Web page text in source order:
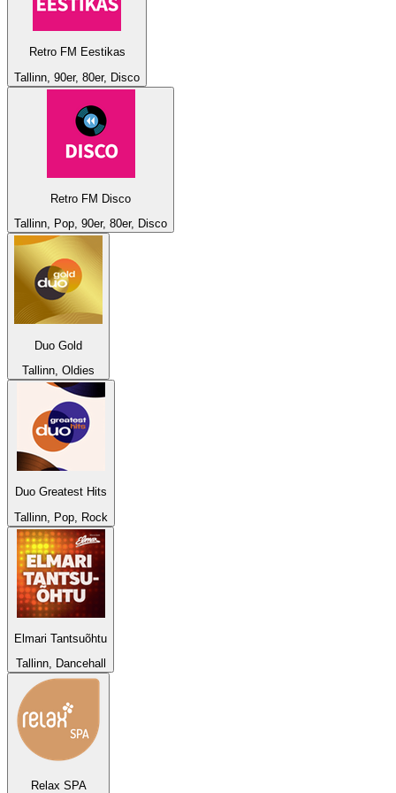
Retro FM Eestikas
Tallinn, 90er, 80er, Disco
Retro FM Disco
Tallinn, Pop, 90er, 80er, Disco
Duo Gold
Tallinn, Oldies
Duo Greatest Hits
Tallinn, Pop, Rock
Elmari Tantsuõhtu
Tallinn, Dancehall
Relax SPA